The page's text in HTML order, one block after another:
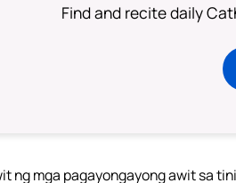
Find and recite daily
ng mga pagayongayong awit sa